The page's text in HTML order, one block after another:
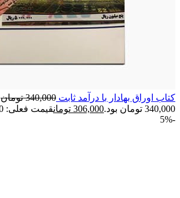
کتاب اوراق بهادار با درآمد ثابت 340,000 تومان
340,000 تومان بود.
306,000 تومانقیمت فعلی: 306,000 تومان.
-5%